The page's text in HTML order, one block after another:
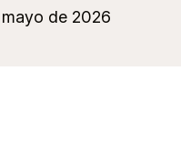
de 2026